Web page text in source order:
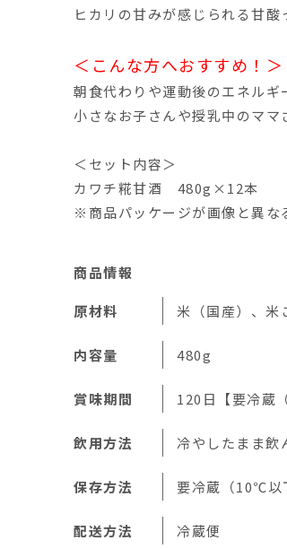
ヒカリの甘みが感じられる甘酸
＜こんな方へおすすめ！＞
朝食代わりや運動後のエネル
小さなお子さんや授乳中のママ
＜セット内容＞
カワチ糀甘酒 480g×12本
※商品パッケージが画像と異な
商品情報
原材料 米（国産）、米
内容量 480g
賞味期間 120日【要冷蔵
飲用方法 冷やしたまま飲
保存方法 要冷蔵（10℃以
配送方法 冷蔵便